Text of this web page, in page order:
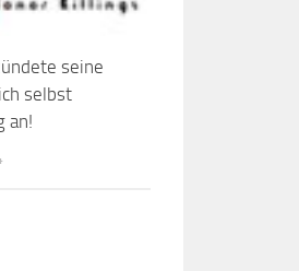
seine
selbst
an!